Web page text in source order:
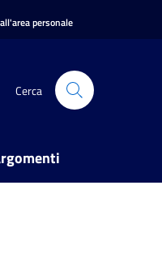
personale
Cerca